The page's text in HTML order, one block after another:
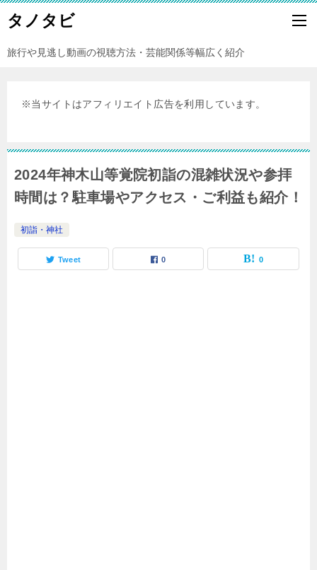
タノタビ
旅行や見逃し動画の視聴方法・芸能関係等幅広く紹介
※当サイトはアフィリエイト広告を利用しています。
2024年神木山等覚院初詣の混雑状況や参拝
時間は？駐車場やアクセス・ご利益も紹介！
初詣・神社
Tweet 0 0